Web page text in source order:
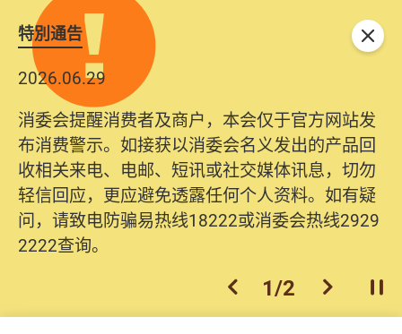
特別通告
2026.06.29
消委会提醒消费者及商户，本会仅于官方网站发
布消费警示。如接获以消委会名义发出的产品回
收相关来电、电邮、短讯或社交媒体讯息，切勿
轻信回应，更应避免透露任何个人资料。如有疑
问，请致电防骗易热线18222或消委会热线2929
2222查询。
上一个
1/2 下一个开
关闭